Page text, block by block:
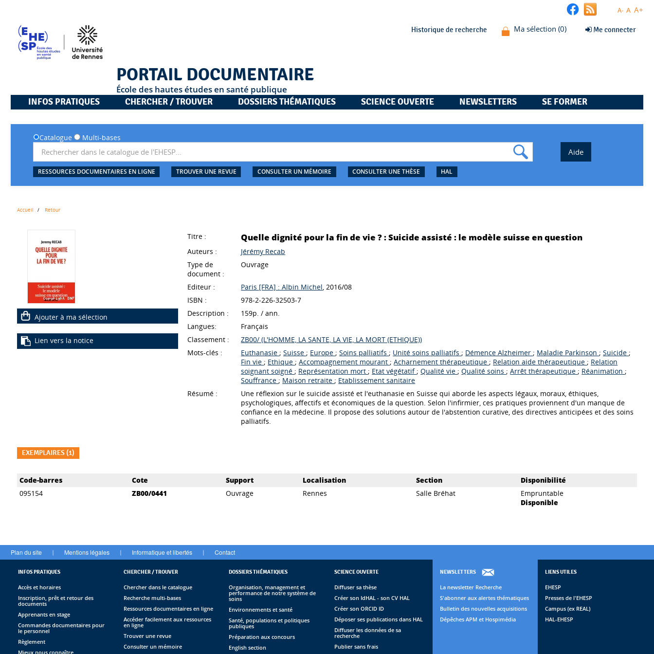
A- A A+
Historique de recherche Me connecter
PORTAIL DOCUMENTAIRE
École des hautes études en santé publique
INFOS PRATIQUES
CHERCHER / TROUVER DOSSIERS THÉMATIQUES SCIENCE OUVERTE NEWSLETTERS SE FORMER
Catalogue Multi-bases
RESSOURCES DOCUMENTAIRES EN LIGNE TROUVER UNE REVUE CONSULTER UN MÉMOIRE CONSULTER UNE THÈSE HAL
Accueil Retour
Ajouter à ma sélection
Lien vers la notice
Titre : Quelle dignité pour la fin de vie ? : Suicide assisté : le modèle suisse en question
Auteurs :
Jérémy Recab
Type de
document :
Ouvrage
Editeur : Paris [FRA] : Albin Michel , 2016/08
ISBN :
978-2-226-32503-7
Description :
159p. / ann.
Langues:
Français
Classement :
ZB00/ (L'HOMME, LA SANTE, LA VIE, LA MORT (ETHIQUE))
Mots-clés :
Euthanasie ; Suisse ; Europe ; Soins palliatifs ; Unité soins palliatifs ; Démence Alzheimer ; Maladie Parkinson ; Suicide ;
Fin vie ; Ethique ; Accompagnement mourant ; Acharnement thérapeutique ; Relation aide thérapeutique ; Relation
soignant soigné ; Représentation mort ; Etat végétatif ; Qualité vie ; Qualité soins ; Arrêt thérapeutique ; Réanimation ;
Souffrance ; Maison retraite ; Etablissement sanitaire
Résumé :
Une réflexion sur le suicide assisté et l'euthanasie en Suisse qui aborde les aspects légaux, moraux, éthiques,
psychologiques, affectifs et économiques de la question. Selon l'infirmier, ces pratiques proviennent d'un manque de
confiance en la médecine. Il propose des solutions autour de l'abstention curative, des directives anticipées et des soins
palliatifs.
EXEMPLAIRES (1)
Liste des exemplaires
Code-barres Cote Support Localisation Section
Disponibilité
095154
ZB00/0441 Ouvrage Rennes Salle Bréhat
Empruntable
Disponible
Plan du site | Mentions légales | Informatique et libertés | Contact
INFOS PRATIQUES
Accès et horaires
Inscription, prêt et retour des
documents
Apprenants en stage
Commandes documentaires pour
le personnel
Règlement
Mieux nous connaître
CHERCHER / TROUVER
Chercher dans le catalogue
Recherche multi-bases
Ressources documentaires en ligne
Accéder facilement aux ressources
en ligne
Trouver une revue
Consulter un mémoire
DOSSIERS THÉMATIQUES
Organisation, management et
performance de notre système de
soins
Environnements et santé
Santé, populations et politiques
publiques
Préparation aux concours
English section
SCIENCE OUVERTE
Diffuser sa thèse
Créer son IdHAL - son CV HAL
Créer son ORCID ID
Déposer ses publications dans HAL
Diffuser les données de sa
recherche
Publier sans frais
NEWSLETTERS
La newsletter Recherche
S'abonner aux alertes thématiques
Bulletin des nouvelles acquisitions
Dépêches APM et Hospimédia
LIENS UTILES
EHESP
Presses de l'EHESP
Campus (ex REAL)
HAL-EHESP